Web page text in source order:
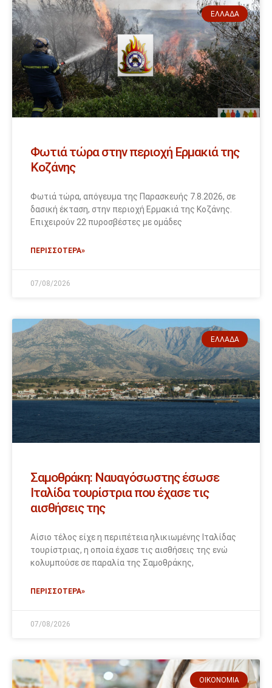
ΕΛΛΆΔΑ
Φωτιά τώρα στην περιοχή Ερμακιά της
Κοζάνης
Φωτιά τώρα, απόγευμα της Παρασκευής 7.8.2026, σε
δασική έκταση, στην περιοχή Ερμακιά της Κοζάνης.
Επιχειρούν 22 πυροσβέστες με ομάδες
ΠΕΡΙΣΣΟΤΕΡΑ»
07/08/2026
ΕΛΛΆΔΑ
Σαμοθράκη: Ναυαγόσωστης έσωσε
Ιταλίδα τουρίστρια που έχασε τις
αισθήσεις της
Αίσιο τέλος είχε η περιπέτεια ηλικιωμένης Ιταλίδας
τουρίστριας, η οποία έχασε τις αισθήσεις της ενώ
κολυμπούσε σε παραλία της Σαμοθράκης,
ΠΕΡΙΣΣΟΤΕΡΑ»
07/08/2026
ΟΙΚΟΝΟΜΊΑ